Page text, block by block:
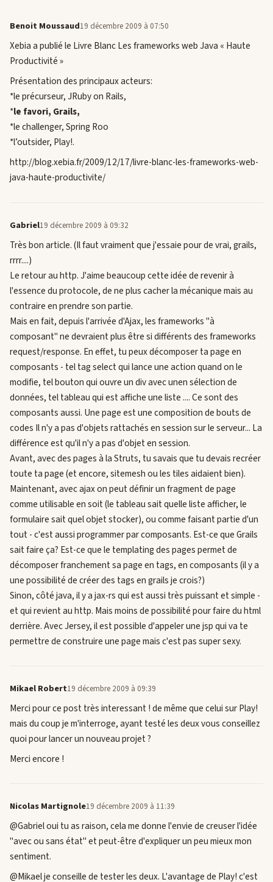
Benoit Moussaud19 décembre 2009 à 07:50
Xebia a publié le Livre Blanc Les frameworks web Java « Haute
Productivité »
Présentation des principaux acteurs:
*le précurseur, JRuby on Rails,
*le favori, Grails,
*le challenger, Spring Roo
*l’outsider, Play!.
http://blog.xebia.fr/2009/12/17/livre-blanc-les-frameworks-web-
java-haute-productivite/
Gabriel19 décembre 2009 à 09:32
Très bon article. (Il faut vraiment que j'essaie pour de vrai, grails,
rrrr....)
Le retour au http. J'aime beaucoup cette idée de revenir à
l'essence du protocole, de ne plus cacher la mécanique mais au
contraire en prendre son partie.
Mais en fait, depuis l'arrivée d'Ajax, les frameworks "à
composant" ne devraient plus être si différents des frameworks
request/response. En effet, tu peux décomposer ta page en
composants - tel tag select qui lance une action quand on le
modifie, tel bouton qui ouvre un div avec unen sélection de
données, tel tableau qui est affiche une liste .... Ce sont des
composants aussi. Une page est une composition de bouts de
codes Il n'y a pas d'objets rattachés en session sur le serveur... La
différence est qu'il n'y a pas d'objet en session.
Avant, avec des pages à la Struts, tu savais que tu devais recréer
toute ta page (et encore, sitemesh ou les tiles aidaient bien).
Maintenant, avec ajax on peut définir un fragment de page
comme utilisable en soit (le tableau sait quelle liste afficher, le
formulaire sait quel objet stocker), ou comme faisant partie d'un
tout - c'est aussi programmer par composants. Est-ce que Grails
sait faire ça? Est-ce que le templating des pages permet de
décomposer franchement sa page en tags, en composants (il y a
une possibilité de créer des tags en grails je crois?)
Sinon, côté java, il y a jax-rs qui est aussi très puissant et simple -
et qui revient au http. Mais moins de possibilité pour faire du html
derrière. Avec Jersey, il est possible d'appeler une jsp qui va te
permettre de construire une page mais c'est pas super sexy.
Mikael Robert19 décembre 2009 à 09:39
Merci pour ce post très interessant ! de même que celui sur Play!
mais du coup je m'interroge, ayant testé les deux vous conseillez
quoi pour lancer un nouveau projet ?
Merci encore !
Nicolas Martignole19 décembre 2009 à 11:39
@Gabriel oui tu as raison, cela me donne l'envie de creuser l'idée
"avec ou sans état" et peut-être d'expliquer un peu mieux mon
sentiment.
@Mikael je conseille de tester les deux. L'avantage de Play! c'est